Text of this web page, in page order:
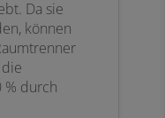
Da sie
können
% durch